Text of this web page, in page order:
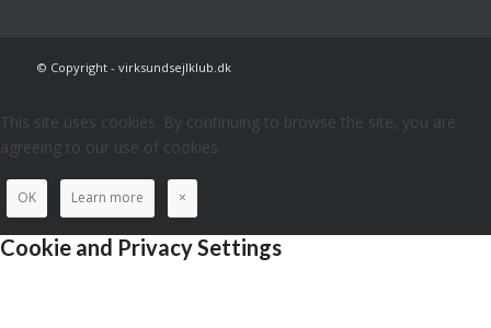
© Copyright - virksundsejlklub.dk
This site uses cookies. By continuing to browse the site, you are
agreeing to our use of cookies.
OK Learn more ×
Cookie and Privacy Settings